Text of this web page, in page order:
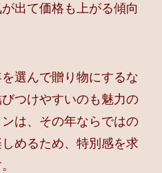
出て価格も上がる傾向
選んで贈り物にするな
つけやすいのも魅力の
は、その年ならではの
めるため、特別感を求